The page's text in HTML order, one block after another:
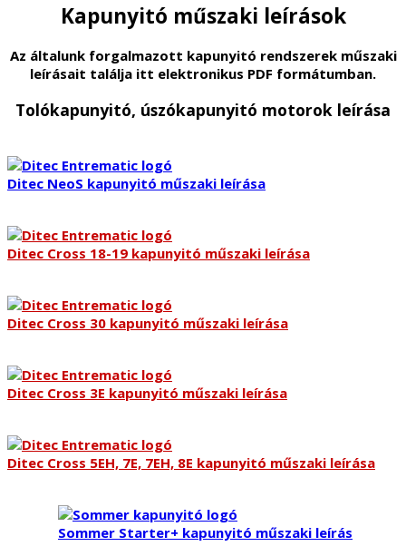
Kapunyitó műszaki leírások
Az általunk forgalmazott kapunyitó rendszerek műszaki
leírásait találja itt elektronikus PDF formátumban.
Tolókapunyitó, úszókapunyitó motorok leírása
Ditec NeoS kapunyitó műszaki leírása
Ditec Cross 18-19 kapunyitó műszaki leírása
Ditec Cross 30 kapunyitó műszaki leírása
Ditec Cross 3E kapunyitó műszaki leírása
Ditec Cross 5EH, 7E, 7EH, 8E kapunyitó műszaki leírása
Sommer Starter+ kapunyitó műszaki leírás